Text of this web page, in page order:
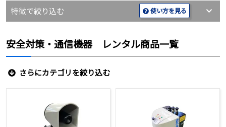
詳細を見る使い方を見る
特徴で絞り込む
安全対策・通信機器 レンタル商品一覧
さらにカテゴリを絞り込む